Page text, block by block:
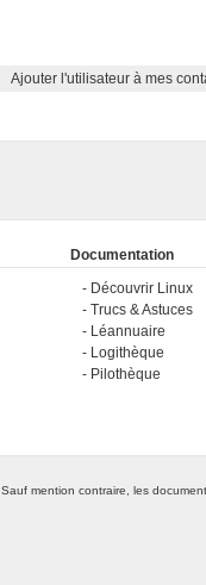
Ajouter l'utilisateur à mes
Documentation
Découvrir Linux
Trucs & Astuces
Léannuaire
Logithèque
Pilothèque
Sauf mention contraire, les